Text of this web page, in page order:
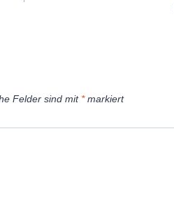
Felder sind mit *markiert